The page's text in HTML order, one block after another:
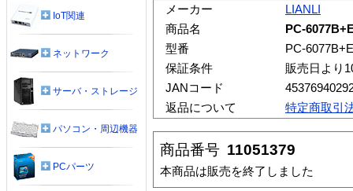
メーカー
LIANLI
商品名
PC-
型番
PC-
保証条件
販売日より
JANコード
返品について
特定商取引
商品番号 11051379
本商品は販売を終了しました
IoT関連
ネットワーク
サーバ・ストレージ
パソコン・周辺機器
PCパーツ